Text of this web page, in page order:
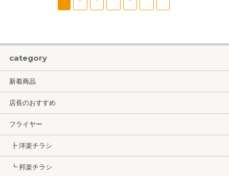
category
新着商品
店長のおすすめ
フライヤー
┣ 洋楽チラシ
┗ 邦楽チラシ